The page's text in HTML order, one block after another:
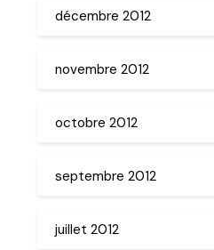
décembre 2012
novembre 2012
octobre 2012
septembre 2012
juillet 2012